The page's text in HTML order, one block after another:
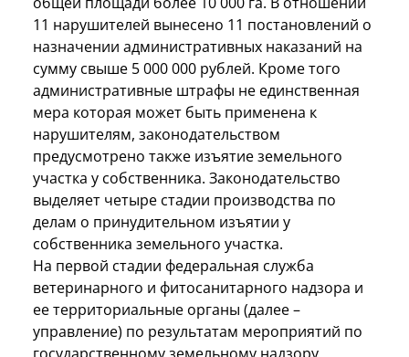
11 нарушителей вынесено 11 постановлений о
назначении административных наказаний на
сумму свыше 5 000 000 рублей. Кроме того
административные штрафы не единственная
мера которая может быть применена к
нарушителям, законодательством
предусмотрено также изъятие земельного
участка у собственника. Законодательство
выделяет четыре стадии производства по
делам о принудительном изъятии у
собственника земельного участка.
На первой стадии федеральная служба
ветеринарного и фитосанитарного надзора и
ее территориальные органы (далее –
управление) по результатам мероприятий по